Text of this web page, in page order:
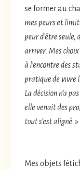
se former au
mes peurs et
peur d’être seule,
arriver. Mes choix
à l’encontre des
pratique de vivre
La décision n’a
elle venait des
tout s’est aligné.»
Mes objets